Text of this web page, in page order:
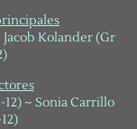
Jacob Kolander (Gr
~ Sonia Carrillo